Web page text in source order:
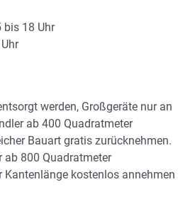
18 Uhr
werden, Großgeräte nur an
ab 400 Quadratmeter
Bauart gratis zurücknehmen.
ab 800 Quadratmeter
kostenlos annehmen